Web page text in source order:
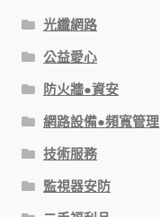
我的帳號
結帳
購物車
退款和退貨政策
光纖網路
公益愛心
防火牆●資安
網路設備●頻寬管理
技術服務
監視器安防